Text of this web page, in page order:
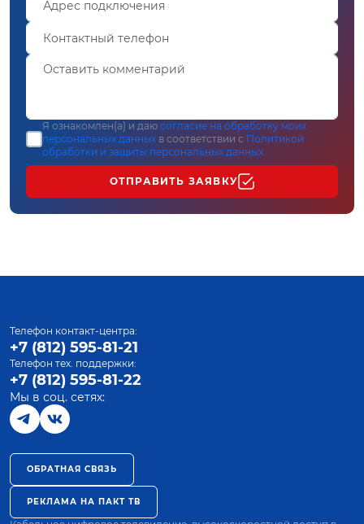
Я ознакомлен(а) и даю согласие на обработку моих
персональных данных в соответствии с Политикой
обработки и защиты персональных данных
ОТПРАВИТЬ ЗАЯВКУ
Телефон контакт-центра:
+7 (812) 595-81-21
Телефон тех. поддержки:
+7 (812) 595-81-22
Мы в соц. сетях:
ОБРАТНАЯ СВЯЗЬ
РЕКЛАМА НА ПАКТ ТВ